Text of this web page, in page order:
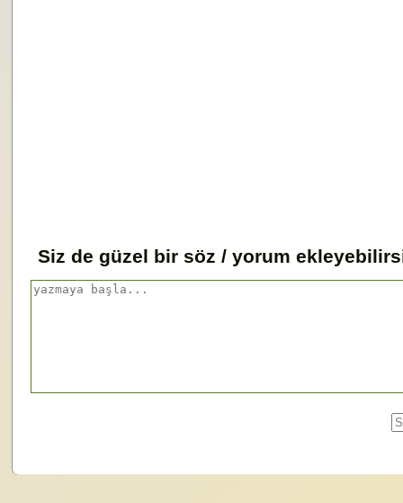
Siz de güzel bir söz / yorum